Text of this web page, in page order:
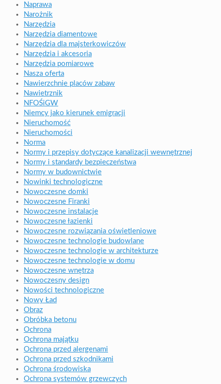
Naprawa
Narożnik
Narzędzia
Narzędzia diamentowe
Narzędzia dla majsterkowiczów
Narzędzia i akcesoria
Narzędzia pomiarowe
Nasza oferta
Nawierzchnie placów zabaw
Nawietrznik
NFOŚiGW
Niemcy jako kierunek emigracji
Nieruchomość
Nieruchomości
Norma
Normy i przepisy dotyczące kanalizacji wewnętrznej
Normy i standardy bezpieczeństwa
Normy w budownictwie
Nowinki technologiczne
Nowoczesne domki
Nowoczesne Firanki
Nowoczesne instalacje
Nowoczesne łazienki
Nowoczesne rozwiązania oświetleniowe
Nowoczesne technologie budowlane
Nowoczesne technologie w architekturze
Nowoczesne technologie w domu
Nowoczesne wnętrza
Nowoczesny design
Nowości technologiczne
Nowy Ład
Obraz
Obróbka betonu
Ochrona
Ochrona majątku
Ochrona przed alergenami
Ochrona przed szkodnikami
Ochrona środowiska
Ochrona systemów grzewczych